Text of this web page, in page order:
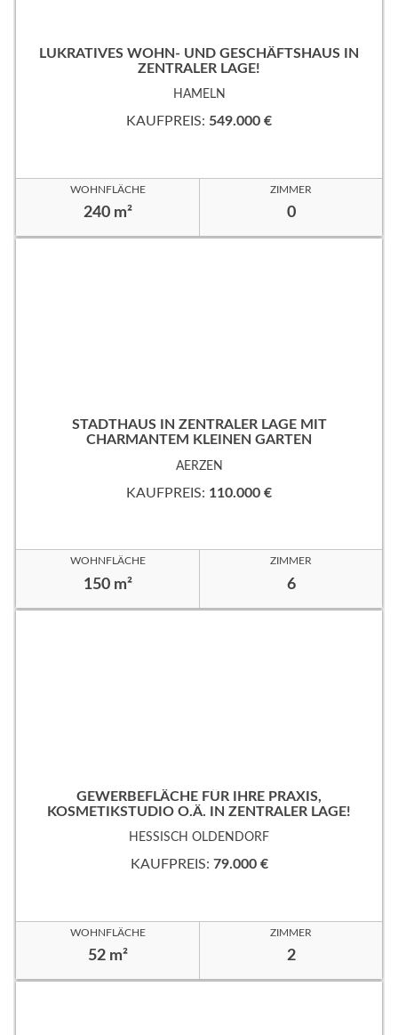
LUKRATIVES WOHN- UND GESCHÄFTSHAUS IN
ZENTRALER LAGE!
HAMELN
KAUFPREIS: 549.000 €
WOHNFLÄCHE
240 m²
ZIMMER
0
STADTHAUS IN ZENTRALER LAGE MIT
CHARMANTEM KLEINEN GARTEN
AERZEN
KAUFPREIS: 110.000 €
WOHNFLÄCHE
150 m²
ZIMMER
6
GEWERBEFLÄCHE FÜR IHRE PRAXIS,
KOSMETIKSTUDIO O.Ä. IN ZENTRALER LAGE!
HESSISCH OLDENDORF
KAUFPREIS: 79.000 €
WOHNFLÄCHE
52 m²
ZIMMER
2